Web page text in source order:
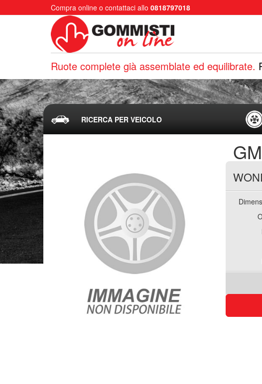
Compra online o contattaci allo 0818797018
Ruote complete già assemblate ed equilibrate.
RICERCA PER VEICOLO